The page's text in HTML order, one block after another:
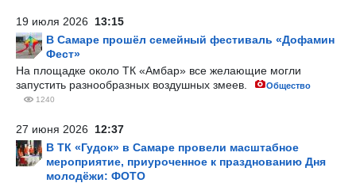
19 июля 2026 13:15
В Самаре прошёл семейный фестиваль «Дофамин
Фест»
На площадке около ТК «Амбар» все желающие могли
запустить разнообразных воздушных змеев.
Общество
1240
27 июня 2026 12:37
В ТК «Гудок» в Самаре провели масштабное
мероприятие, приуроченное к празднованию Дня
молодёжи: ФОТО